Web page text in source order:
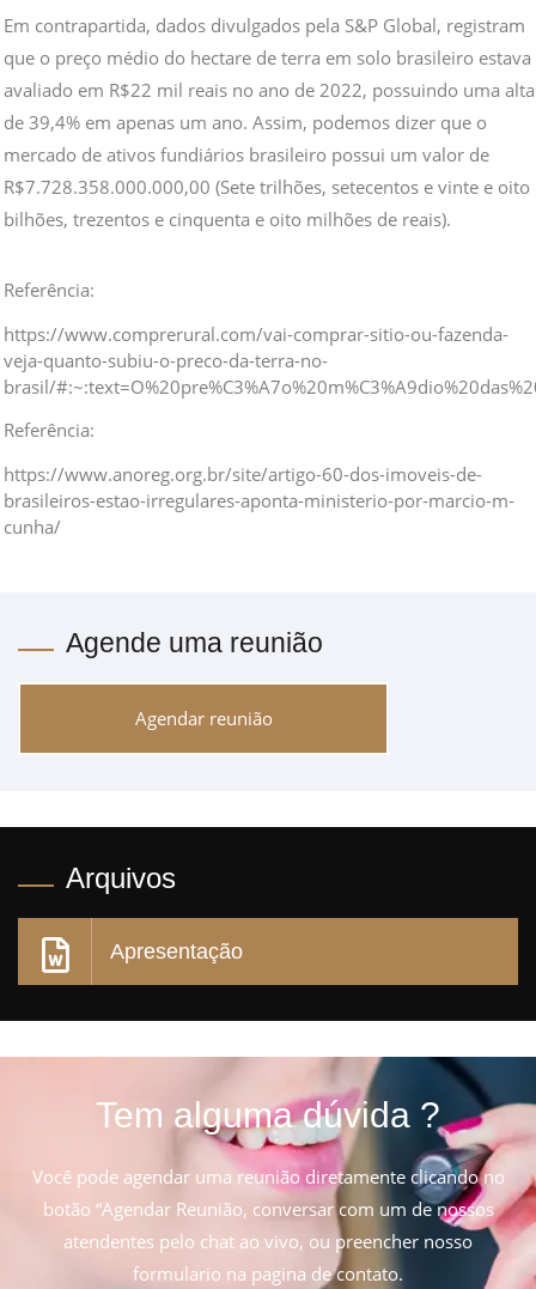
Em contrapartida, dados divulgados pela S&P Global, registram
que o preço médio do hectare de terra em solo brasileiro estava
avaliado em R$22 mil reais no ano de 2022, possuindo uma alta
de 39,4% em apenas um ano. Assim, podemos dizer que o
mercado de ativos fundiários brasileiro possui um valor de
R$7.728.358.000.000,00 (Sete trilhões, setecentos e vinte e oito
bilhões, trezentos e cinquenta e oito milhões de reais).
Referência:
https://www.comprerural.com/vai-comprar-sitio-ou-fazenda-
veja-quanto-subiu-o-preco-da-terra-no-
brasil/
Referência:
https://www.anoreg.org.br/site/artigo-60-dos-imoveis-de-
brasileiros-estao-irregulares-aponta-ministerio-por-marcio-m-
cunha/
Agende uma reunião
Agendar reunião
Arquivos
Apresentação
Tem alguma dúvida ?
Você pode agendar uma reunião diretamente clicando no
botão “Agendar Reunião, conversar com um de nossos
atendentes pelo chat ao vivo, ou preencher nosso
formulario na pagina de contato.